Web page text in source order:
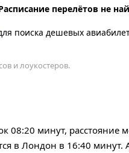
перелётов не
поиска дешевых
и лоукостеров.
08:20 минут,
в Лондон в 16:40